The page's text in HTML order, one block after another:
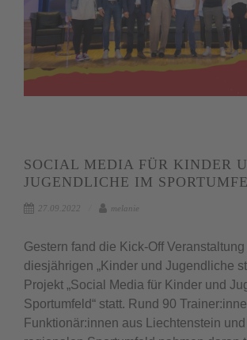
SOCIAL MEDIA FÜR KINDER
JUGENDLICHE IM
27.09.2022 melanie
Gestern fand die Kick-Off Veranstaltung
diesjährigen „Kinder und Jugendliche
Projekt „Social Media für Kinder und
Sportumfeld“ statt. Rund 90
Funktionär:innen aus Liechtenstein